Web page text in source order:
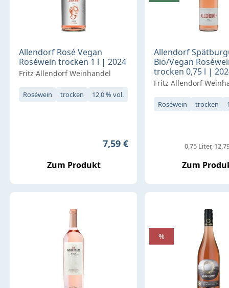
Allendorf Rosé Vegan
Roséwein trocken 1 l | 2024
Fritz Allendorf Weinhandel
Roséwein trocken 12,0 % vol.
Regulärer Preis:
7,59 €
Zum Produkt
Allendorf
Bio/Vegan
trocken 0,75 l |
Fritz Allendorf
Roséwein trocken
0,75 Liter
Zum
%